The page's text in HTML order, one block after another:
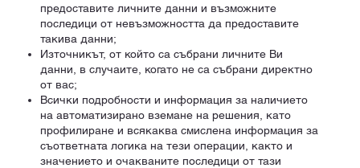
предоставите личните данни и възможните
последици от невъзможността да предоставите
такива данни;
Източникът, от който са събрани личните Ви
данни, в случаите, когато не са събрани директно
от вас;
Всички подробности и информация за наличието
на автоматизирано вземане на решения, като
профилиране и всякаква смислена информация за
съответната логика на тези операции, както и
значението и очакваните последици от тази